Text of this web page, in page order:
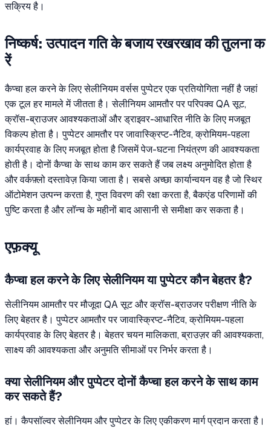
सक्रिय है।
निष्कर्ष: उत्पादन गति के बजाय रखरखाव की तुलना क
रें
कैप्चा हल करने के लिए सेलीनियम वर्सस पुप्पेटर एक प्रतियोगिता नहीं है जहां
एक टूल हर मामले में जीतता है। सेलीनियम आमतौर पर परिपक्व QA सूट,
क्रॉस-ब्राउजर आवश्यकताओं और ड्राइवर-आधारित नीति के लिए मजबूत
विकल्प होता है। पुप्पेटर आमतौर पर जावास्क्रिप्ट-नैटिव, क्रोमियम-पहला
कार्यप्रवाह के लिए मजबूत होता है जिसमें पेज-घटना नियंत्रण की आवश्यकता
होती है। दोनों कैप्चा के साथ काम कर सकते हैं जब लक्ष्य अनुमोदित होता है
और वर्कफ़्लो दस्तावेज़ किया जाता है। सबसे अच्छा कार्यान्वयन वह है जो स्थिर
ऑटोमेशन उत्पन्न करता है, गुप्त विवरण की रक्षा करता है, बैकएंड परिणामों की
पुष्टि करता है और लॉन्च के महीनों बाद आसानी से समीक्षा कर सकता है।
एफ़क्यू
कैप्चा हल करने के लिए सेलीनियम या पुप्पेटर कौन बेहतर है?
सेलीनियम आमतौर पर मौजूदा QA सूट और क्रॉस-ब्राउजर परीक्षण नीति के
लिए बेहतर है। पुप्पेटर आमतौर पर जावास्क्रिप्ट-नैटिव, क्रोमियम-पहला
कार्यप्रवाह के लिए बेहतर है। बेहतर चयन मालिकता, ब्राउज़र की आवश्यकता,
साक्ष्य की आवश्यकता और अनुमति सीमाओं पर निर्भर करता है।
क्या सेलीनियम और पुप्पेटर दोनों कैप्चा हल करने के साथ काम
कर सकते हैं?
हां। कैपसॉल्वर सेलीनियम और पुप्पेटर के लिए एकीकरण मार्ग प्रदान करता है।